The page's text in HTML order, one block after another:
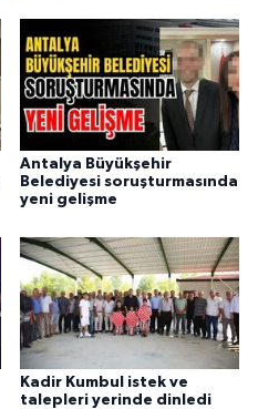
Antalya Büyükşehir
Belediyesi soruşturmasında
yeni gelişme
Kadir Kumbul istek ve
talepleri yerinde dinledi